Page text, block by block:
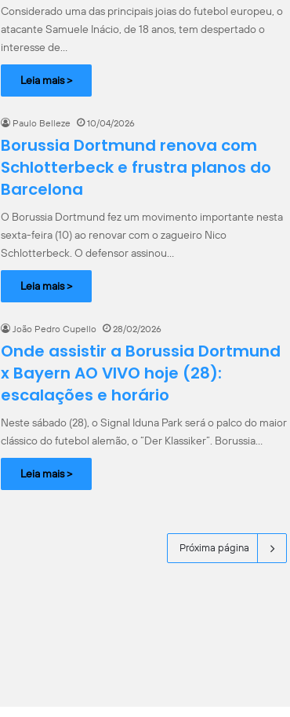
Considerado uma das principais joias do futebol europeu, o
atacante Samuele Inácio, de 18 anos, tem despertado o
interesse de…
Leia mais >
Paulo Belleze 10/04/2026
Borussia Dortmund renova com
Schlotterbeck e frustra planos do
Barcelona
O Borussia Dortmund fez um movimento importante nesta
sexta-feira (10) ao renovar com o zagueiro Nico
Schlotterbeck. O defensor assinou…
Leia mais >
João Pedro Cupello 28/02/2026
Onde assistir a Borussia Dortmund
x Bayern AO VIVO hoje (28):
escalações e horário
Neste sábado (28), o Signal Iduna Park será o palco do maior
clássico do futebol alemão, o “Der Klassiker”. Borussia…
Leia mais >
Próxima página